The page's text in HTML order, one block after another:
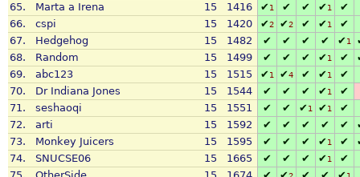
65.
Marta a Irena 15 1416 ✔1 ✔ ✔ ✔1 ✔
66.
cspi 15 1420 ✔2 ✔2 ✔ ✔1 ✔
67.
Hedgehog 15 1482 ✔ ✔ ✔ ✔ ✔1
68.
Random 15 1499 ✔ ✔ ✔ ✔1 ✔
69.
abc123 15 1515 ✔1 ✔4 ✔ ✔1 ✔
70.
Dr Indiana Jones 15 1544 ✔ ✔ ✔ ✔1
✔
71.
seshaoqi 15 1551 ✔ ✔ ✔1 ✔1 ✔
72.
arti 15 1592 ✔ ✔ ✔ ✔ ✔
73.
Monkey Juicers 15 1595 ✔ ✔ ✔ ✔1 ✔
74.
SNUCSE06 15 1665 ✔ ✔ ✔ ✔1 ✔